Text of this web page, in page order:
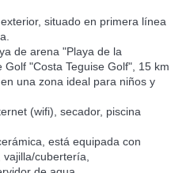
situado en primera línea
de arena "Playa de la
"Costa Teguise Golf", 15 km
una zona ideal para niños y
(wifi), secador, piscina
está equipada con
cubertería,